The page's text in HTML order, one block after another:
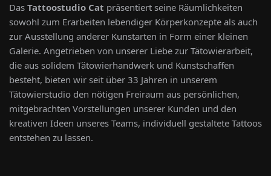
Das Tattoostudio Cat präsentiert seine Räumlichkeiten
sowohl zum Erarbeiten lebendiger Körperkonzepte als auch
zur Ausstellung anderer Kunstarten in Form einer kleinen
Galerie. Angetrieben von unserer Liebe zur Tätowierarbeit,
die aus solidem Tätowierhandwerk und Kunstschaffen
besteht, bieten wir seit über 33 Jahren in unserem
Tätowierstudio den nötigen Freiraum aus persönlichen,
mitgebrachten Vorstellungen unserer Kunden und den
kreativen Ideen unseres Teams, individuell gestaltete Tattoos
entstehen zu lassen.